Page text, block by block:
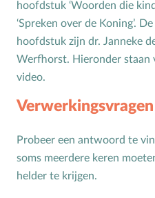
Toerusting op locatie
Online cursussen
Advies en begeleiding
Boekentips voor ouders en
Alle onderwerpen
hoofdstuk ‘Woorden die
‘Spreken over de Koning’.
hoofdstuk zijn dr. Janneke
Werfhorst. Hieronder staan
video.
Verwerkingsvragen
Probeer een antwoord te
soms meerdere keren
helder te krijgen.